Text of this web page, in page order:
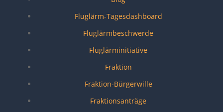
Fluglärm-Tagesdashboard
Fluglärmbeschwerde
Fluglärminitiative
Fraktion
Fraktion-Bürgerwille
Fraktionsanträge